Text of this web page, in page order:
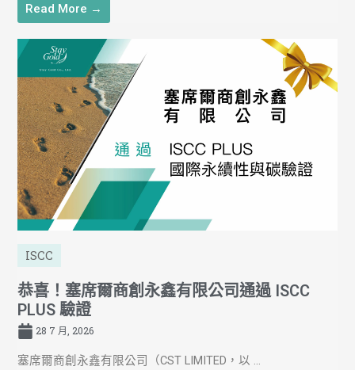
Read More →
ISCC
恭喜！塞席爾商創永鑫有限公司通過 ISCC
PLUS 驗證
28 7 月, 2026
塞席爾商創永鑫有限公司（CST LIMITED，以 ...